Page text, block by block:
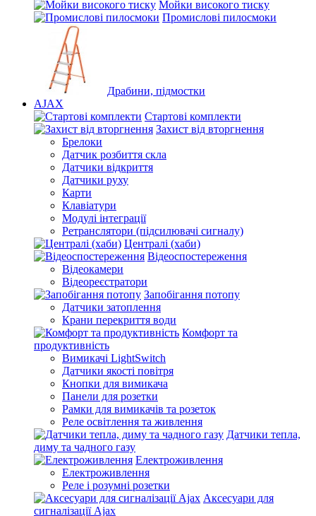
Мойки високого тиску
Промислові пилосмоки
Драбини, підмостки
AJAX
Стартові комплекти
Захист від вторгнення
Брелоки
Датчик розбиття скла
Датчики відкриття
Датчики руху
Карти
Клавіатури
Модулі інтеграції
Ретранслятори (підсилювачі сигналу)
Централі (хаби)
Відеоспостереження
Відеокамери
Відеореєстратори
Запобігання потопу
Датчики затоплення
Крани перекриття води
Комфорт та
продуктивність
Вимикачі LightSwitch
Датчики якості повітря
Кнопки для вимикача
Панели для розетки
Рамки для вимикачів та розеток
Реле освітлення та живлення
Датчики тепла,
диму та чадного газу
Електроживлення
Електроживлення
Реле і розумні розетки
Аксесуари для
сигналізації Ajax